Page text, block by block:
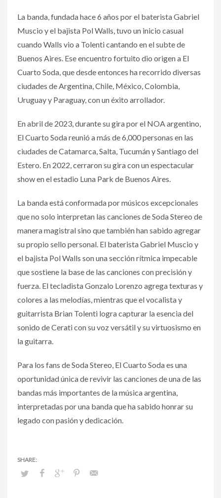
La banda, fundada hace 6 años por el baterista Gabriel
Muscio y el bajista Pol Walls, tuvo un inicio casual
cuando Walls vio a Tolenti cantando en el subte de
Buenos Aires. Ese encuentro fortuito dio origen a El
Cuarto Soda, que desde entonces ha recorrido diversas
ciudades de Argentina, Chile, México, Colombia,
Uruguay y Paraguay, con un éxito arrollador.
En abril de 2023, durante su gira por el NOA argentino,
El Cuarto Soda reunió a más de 6,000 personas en las
ciudades de Catamarca, Salta, Tucumán y Santiago del
Estero. En 2022, cerraron su gira con un espectacular
show en el estadio Luna Park de Buenos Aires.
La banda está conformada por músicos excepcionales
que no solo interpretan las canciones de Soda Stereo de
manera magistral sino que también han sabido agregar
su propio sello personal. El baterista Gabriel Muscio y
el bajista Pol Walls son una sección rítmica impecable
que sostiene la base de las canciones con precisión y
fuerza. El tecladista Gonzalo Lorenzo agrega texturas y
colores a las melodías, mientras que el vocalista y
guitarrista Brian Tolenti logra capturar la esencia del
sonido de Cerati con su voz versátil y su virtuosismo en
la guitarra.
Para los fans de Soda Stereo, El Cuarto Soda es una
oportunidad única de revivir las canciones de una de las
bandas más importantes de la música argentina,
interpretadas por una banda que ha sabido honrar su
legado con pasión y dedicación.